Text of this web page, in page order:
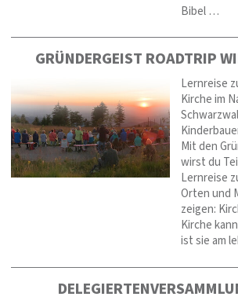
Bibel …
GRÜNDERGEIST ROADTRIP
Lernreise
Kirche im
Mit den
wirst du
Lernreise
Orten und
zeigen:
Kirche
ist sie am